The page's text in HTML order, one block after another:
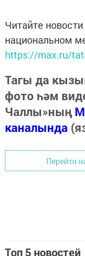
Читайте
национальном
https://max.ru/
Тагы да
фото һәм
Чаллы»ның
каналында
Перейти
Топ 5 новостей